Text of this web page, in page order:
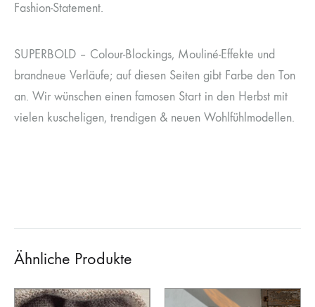
Fashion-Statement.
SUPERBOLD – Colour-Blockings, Mouliné-Effekte und
brandneue Verläufe; auf diesen Seiten gibt Farbe den Ton
an. Wir wünschen einen famosen Start in den Herbst mit
vielen kuscheligen, trendigen & neuen Wohlfühlmodellen.
Ähnliche Produkte